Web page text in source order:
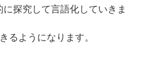
探究して言語化していきま
ようになります。